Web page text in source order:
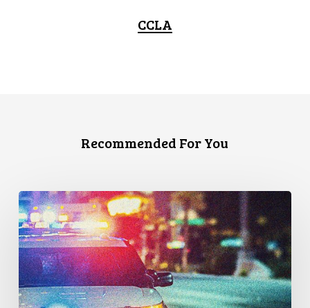
CCLA
Recommended For You
Appels
en
faveur
d’une
commission
d’enquête